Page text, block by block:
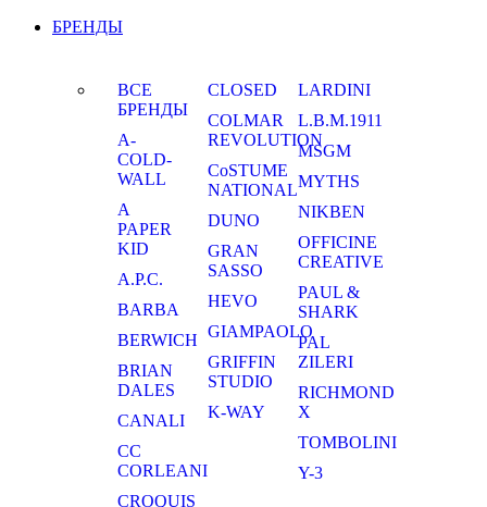
БРЕНДЫ
ВСЕ
БРЕНДЫ
A-
COLD-
WALL
A
PAPER
KID
A.P.C.
BARBA
BERWICH
BRIAN
DALES
CANALI
CC
CORLEANI
CROQUIS
CLOSED
COLMAR
REVOLUTION
CoSTUME
NATIONAL
DUNO
GRAN
SASSO
HEVO
GIAMPAOLO
GRIFFIN
STUDIO
K-WAY
LARDINI
L.B.M.1911
MSGM
MYTHS
NIKBEN
OFFICINE
CREATIVE
PAUL &
SHARK
PAL
ZILERI
RICHMOND
X
TOMBOLINI
Y-3